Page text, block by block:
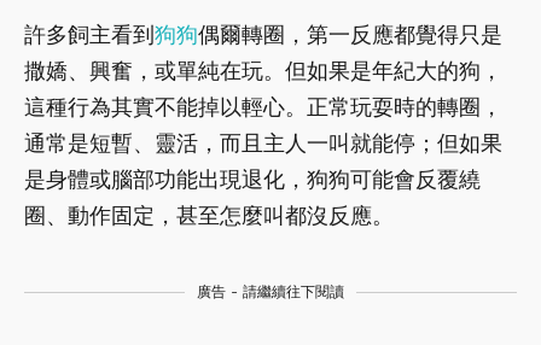
許多飼主看到狗狗偶爾轉圈，第一反應都覺得只是
撒嬌、興奮，或單純在玩。但如果是年紀大的狗，
這種行為其實不能掉以輕心。正常玩耍時的轉圈，
通常是短暫、靈活，而且主人一叫就能停；但如果
是身體或腦部功能出現退化，狗狗可能會反覆繞
圈、動作固定，甚至怎麼叫都沒反應。
廣告 - 請繼續往下閱讀